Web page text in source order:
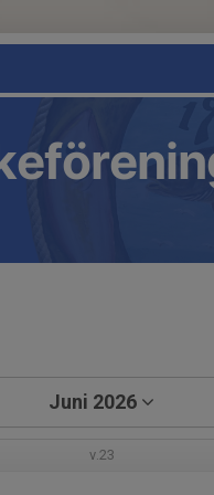
Juni 2026
v.23